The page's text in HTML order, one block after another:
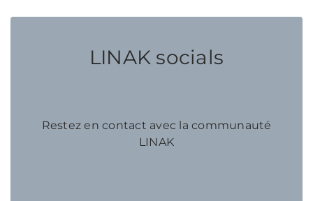
LINAK socials
Restez en contact avec la communauté
LINAK